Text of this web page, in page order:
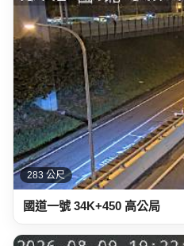
283 公尺
國道一號 34K+450 高公局